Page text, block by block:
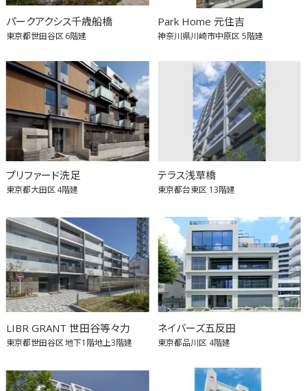
パークアクシス千歳船橋
東京都世田谷区6階建
Park Home 元住吉
神奈川県川崎市中原区5階建
プリファード洗足
東京都大田区4階建
テラス浅草橋
東京都台東区 13階建
LIBR GRANT 世田谷等々力
東京都世田谷区地下1階地上3階建
ネイバーズ五反田
東京都品川区 4階建